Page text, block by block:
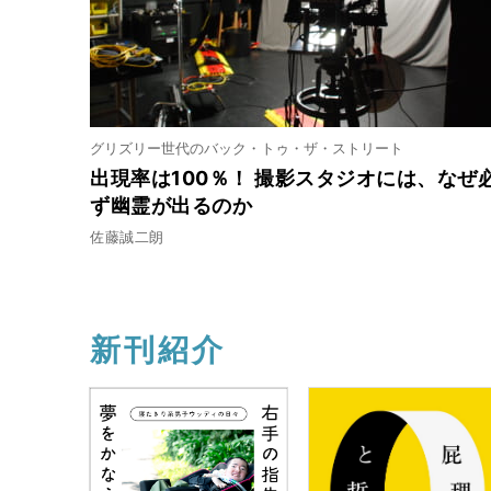
グリズリー世代のバック・トゥ・ザ・ストリート
出現率は100％！ 撮影スタジオには、なぜ
ず幽霊が出るのか
佐藤誠二朗
新刊紹介